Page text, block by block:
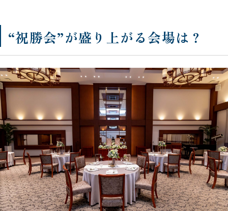
“祝勝会”が盛り上がる会場は？